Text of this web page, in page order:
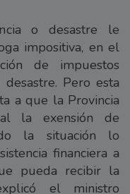
o desastre le
impositiva, en el
de impuestos
Pero esta
a que la Provincia
la exensión de
la situación lo
financiera a
pueda recibir la
el ministro